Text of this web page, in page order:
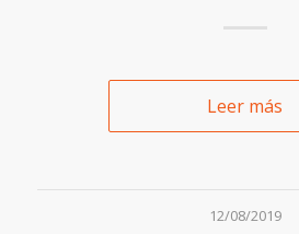
Leer más
12/08/2019